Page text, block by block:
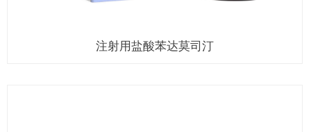
注射用盐酸苯达莫司汀